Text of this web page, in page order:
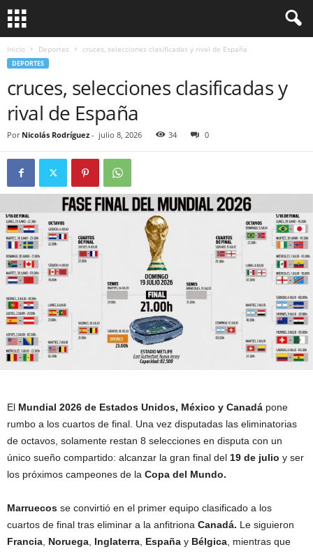
Inicio Deportes cruces, selecciones clasificadas y rival de España
DEPORTES
cruces, selecciones clasificadas y
rival de España
Por Nicolás Rodríguez - julio 8, 2026 34 0
El Mundial 2026 de Estados Unidos, México y Canadá pone
rumbo a los cuartos de final. Una vez disputadas las eliminatorias
de octavos, solamente restan 8 selecciones en disputa con un
único sueño compartido: alcanzar la gran final del 19 de julio y ser
los próximos campeones de la Copa del Mundo.
Marruecos se convirtió en el primer equipo clasificado a los
cuartos de final tras eliminar a la anfitriona Canadá. Le siguieron
Francia Noruega Inglaterra España y Bélgica , mientras que